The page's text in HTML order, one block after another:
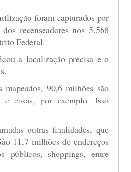
foram capturados por
recenseadores nos 5.568
Federal.
a localização precisa e o
90,6 milhões são
e casas, por exemplo. Isso
outras finalidades, que
11,7 milhões de endereços
públicos, shoppings, entre